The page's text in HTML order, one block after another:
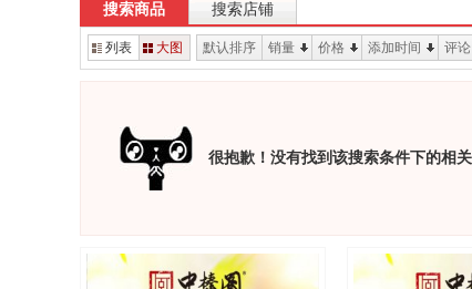
特价：¥610.00
查看详情
搜索商品 搜索店铺
列表 大图 默认排序 销量 价格 添加时间 评论
很抱歉！没有找到该搜索条件下的相